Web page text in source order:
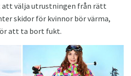
välja utrustningen från rätt
skidor för kvinnor bör värma,
att ta bort fukt.